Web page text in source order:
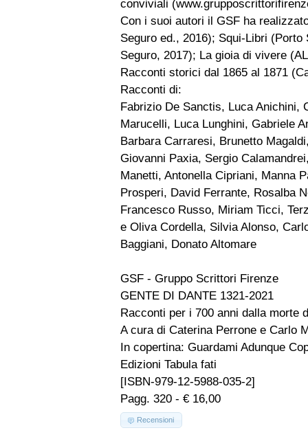
conviviali
Con i suoi autori il GSF ha
Seguro ed., 2016); Squi-Libri
Seguro, 2017); La gioia di vivere
Racconti storici dal 1865 al 1871
Racconti di:
Fabrizio De Sanctis, Luca Anichini,
Marucelli, Luca Lunghini, Gabriele
Barbara Carraresi, Brunetto
Giovanni Paxia, Sergio
Manetti, Antonella Cipriani, Manna
Prosperi, David Ferrante, Rosalba
Francesco Russo, Miriam Ticci,
e Oliva Cordella, Silvia Alonso,
Baggiani, Donato Altomare
GSF - Gruppo Scrittori Firenze
GENTE DI DANTE 1321-2021
Racconti per i 700 anni dalla morte
A cura di Caterina Perrone e Carlo
In copertina: Guardami Adunque
Edizioni Tabula fati
[ISBN-979-12-5988-035-2]
Pagg. 320 - € 16,00
Recensioni